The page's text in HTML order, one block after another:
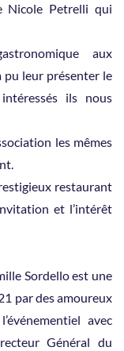
Nicole Petrelli qui
aux
pu leur présenter le
ils nous
les mêmes
restaurant
et l’intérêt
Sordello est une
par des amoureux
avec
Général du